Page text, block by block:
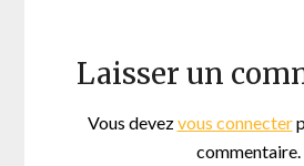
Laisser un
Vous devezvous connecter
commentaire.